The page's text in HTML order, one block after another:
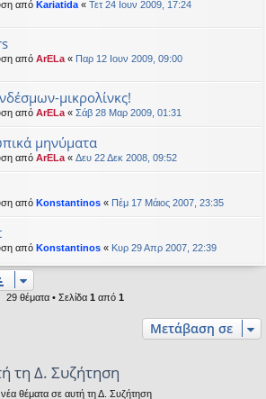
από Kariatida « Τετ 24 Ιουν 2009, 17:24
από ArELa « Παρ 12 Ιουν 2009, 09:00
μικρολίνκς!
από ArELa « Σάβ 28 Μαρ 2009, 01:31
μηνύματα
από ArELa « Δευ 22 Δεκ 2008, 09:52
από Konstantinos « Πέμ 17 Μάιος 2007, 23:35
από Konstantinos « Κυρ 29 Απρ 2007, 22:39
29 θέματα • Σελίδα 1 από 1
Μετάβαση σε
τη Δ. Συζήτηση
νέα θέματα σε αυτή τη Δ. Συζήτηση